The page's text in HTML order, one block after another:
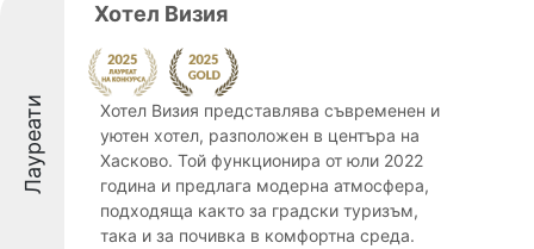
Лауреати
Хотел Визия
Хотел Визия представлява съвременен и
уютен хотел, разположен в центъра на
Хасково. Той функционира от юли 2022
година и предлага модерна атмосфера,
подходяща както за градски туризъм,
така и за почивка в комфортна среда.